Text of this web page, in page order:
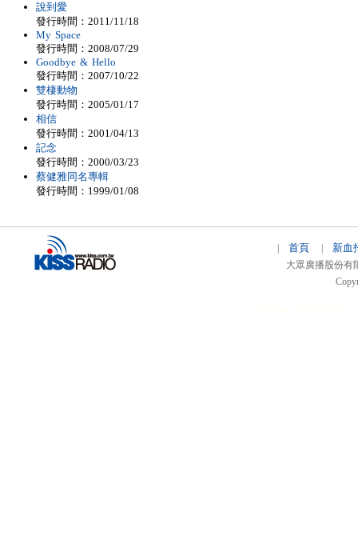
說到愛
發行時間：2011/11/18
My Space
發行時間：2008/07/29
Goodbye & Hello
發行時間：2007/10/22
雙棲動物
發行時間：2005/01/17
相信
發行時間：2001/04/13
記念
發行時間：2000/03/23
蔡健雅同名專輯
發行時間：1999/01/08
| 首頁| 新血
大眾廣播股份有